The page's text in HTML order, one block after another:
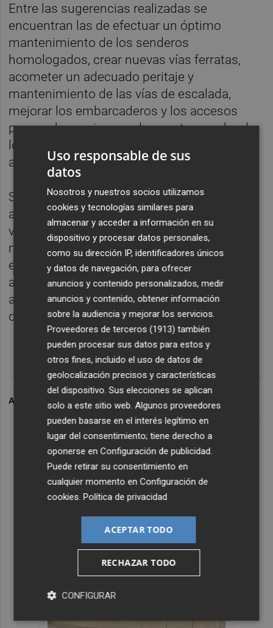
Entre las sugerencias realizadas se
encuentran las de efectuar un óptimo
mantenimiento de los senderos
homologados, crear nuevas vías ferratas,
acometer un adecuado peritaje y
mantenimiento de las vías de escalada,
mejorar los embarcaderos y los accesos
para embarcaciones, y la puesta en valor de
los recursos naturales como itinerarios de
aventura.
Según Virginia Martí, son medidas que “nos
ayudarán a crear un destino turístico
vinculado al interior, que resulte sostenible
medioambiental, social, cultural y
económicamente hablando”, y que suponga,
además, “una eficaz herramienta para
afrontar el reto demográfico y combatir la
despoblación”.
ARCHIVADO EN TAC
Uso responsable de sus
datos
Nosotros y nuestros socios utilizamos
cookies y tecnologías similares para
almacenar y acceder a información en su
dispositivo y procesar datos personales,
como su dirección IP, identificadores únicos
y datos de navegación, para ofrecer
anuncios y contenido personalizados, medir
anuncios y contenido, obtener información
sobre la audiencia y mejorar los servicios.
Proveedores de terceros (1913) también
pueden procesar sus datos para estos y
otros fines, incluido el uso de datos de
geolocalización precisos y características
del dispositivo. Sus elecciones se aplican
solo a este sitio web. Algunos proveedores
pueden basarse en el interés legítimo en
lugar del consentimiento; tiene derecho a
oponerse enConfiguración de publicidad
Puede retirar su consentimiento en
cualquier momento enConfiguración de
cookies .Política de privacidad
ACEPTAR TODO
RECHAZAR TODO
CONFIGURAR